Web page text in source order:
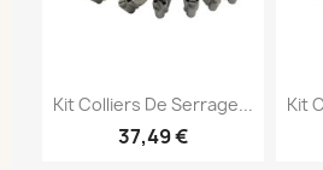
Kit Colliers De Serrage...
37,49 €
Kit